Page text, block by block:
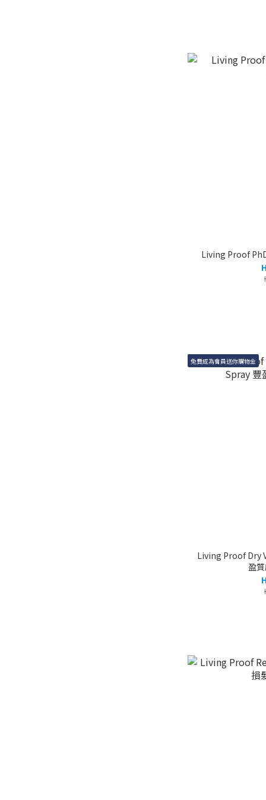
Living Proof
免費成為會員送你購物金
Living Proof Dry
盈